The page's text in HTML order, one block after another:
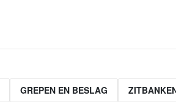
GREPEN EN BESLAG